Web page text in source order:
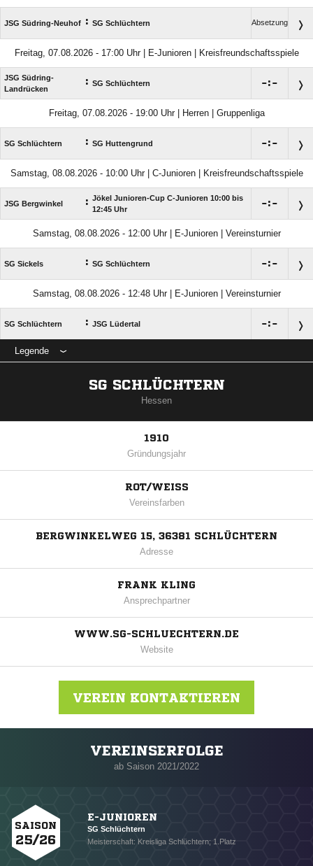
JSG Südring-Neuhof : SG Schlüchtern Absetzung
Freitag, 07.08.2026 - 17:00 Uhr | E-Junioren | Kreisfreundschaftsspiele
JSG Südring-
Landrücken
: SG Schlüchtern :
Freitag, 07.08.2026 - 19:00 Uhr | Herren | Gruppenliga
SG Schlüchtern : SG Huttengrund :
Samstag, 08.08.2026 - 10:00 Uhr | C-Junioren | Kreisfreundschaftsspiele
JSG Bergwinkel : Jökel Junioren-Cup C-Junioren 10:00 bis
12:45 Uhr
:
Samstag, 08.08.2026 - 12:00 Uhr | E-Junioren | Vereinsturnier
SG Sickels : SG Schlüchtern :
Samstag, 08.08.2026 - 12:48 Uhr | E-Junioren | Vereinsturnier
SG Schlüchtern : JSG Lüdertal :
Legende
SG SCHLÜCHTERN
Hessen
1910
Gründungsjahr
ROT/WEISS
Vereinsfarben
BERGWINKELWEG 15, 36381 SCHLÜCHTERN
Adresse
FRANK KLING
Ansprechpartner
WWW.SG-SCHLUECHTERN.DE
Website
VEREIN KONTAKTIEREN
Nachricht an SG Schlüchtern
VEREINSERFOLGE
ab Saison 2021/2022
SAISON
25/26
E-JUNIOREN
SG Schlüchtern
Meisterschaft: Kreisliga Schlüchtern; 1.Platz